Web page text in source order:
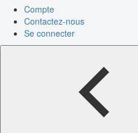
Compte
Contactez-nous
Se connecter